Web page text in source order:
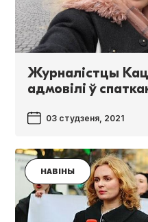
Журналістцы
адмовілі ў
03 студзеня, 2021
НАВІНЫ